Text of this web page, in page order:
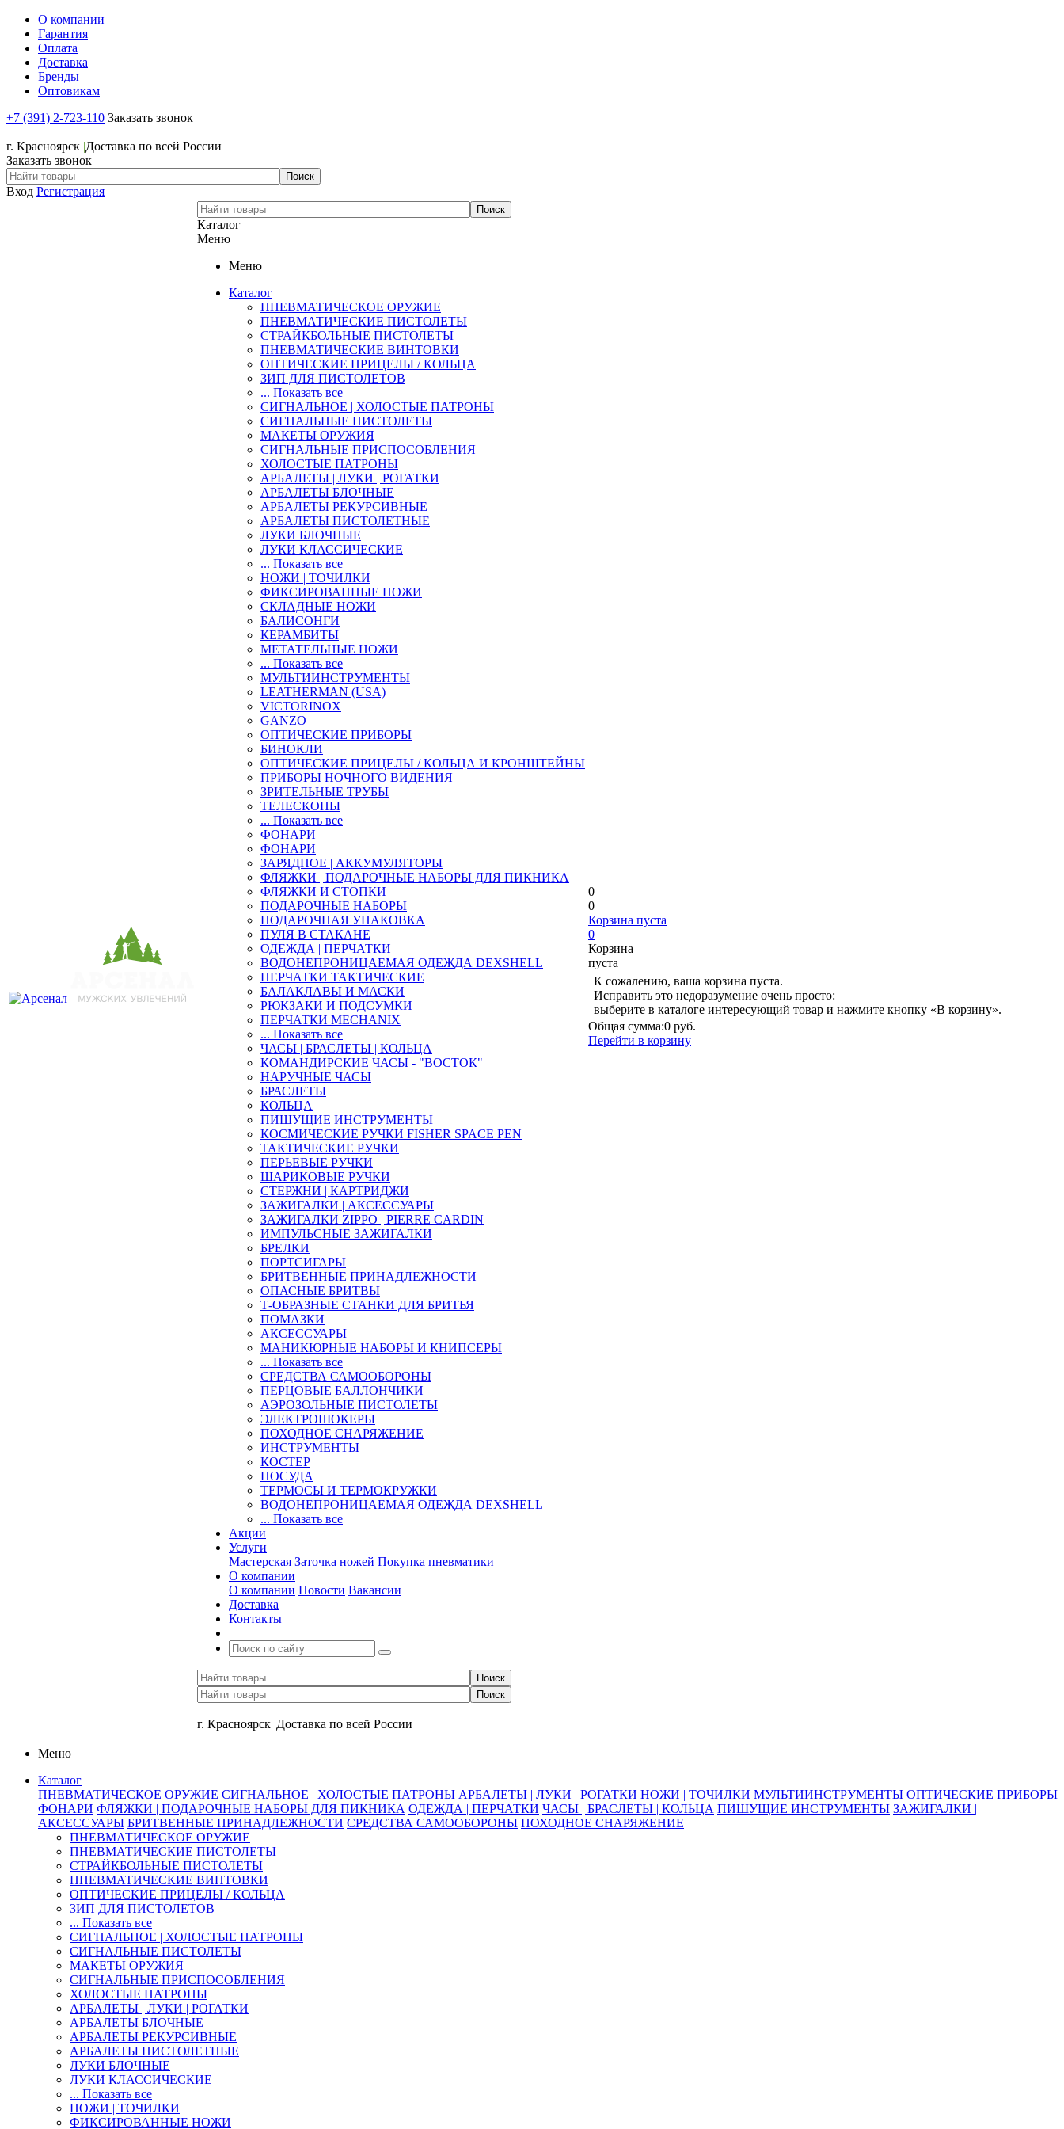
О компании
Гарантия
Оплата
Доставка
Бренды
Оптовикам
+7 (391) 2-723-110 Заказать звонок
г. Красноярск |Доставка по всей России
Заказать звонок
Вход Регистрация
Каталог
Меню
Меню
Каталог
ПНЕВМАТИЧЕСКОЕ ОРУЖИЕ
ПНЕВМАТИЧЕСКИЕ ПИСТОЛЕТЫ
СТРАЙКБОЛЬНЫЕ ПИСТОЛЕТЫ
ПНЕВМАТИЧЕСКИЕ ВИНТОВКИ
ОПТИЧЕСКИЕ ПРИЦЕЛЫ / КОЛЬЦА
ЗИП ДЛЯ ПИСТОЛЕТОВ
... Показать все
СИГНАЛЬНОЕ | ХОЛОСТЫЕ ПАТРОНЫ
СИГНАЛЬНЫЕ ПИСТОЛЕТЫ
МАКЕТЫ ОРУЖИЯ
СИГНАЛЬНЫЕ ПРИСПОСОБЛЕНИЯ
ХОЛОСТЫЕ ПАТРОНЫ
АРБАЛЕТЫ | ЛУКИ | РОГАТКИ
АРБАЛЕТЫ БЛОЧНЫЕ
АРБАЛЕТЫ РЕКУРСИВНЫЕ
АРБАЛЕТЫ ПИСТОЛЕТНЫЕ
ЛУКИ БЛОЧНЫЕ
ЛУКИ КЛАССИЧЕСКИЕ
... Показать все
НОЖИ | ТОЧИЛКИ
ФИКСИРОВАННЫЕ НОЖИ
СКЛАДНЫЕ НОЖИ
БАЛИСОНГИ
КЕРАМБИТЫ
МЕТАТЕЛЬНЫЕ НОЖИ
... Показать все
МУЛЬТИИНСТРУМЕНТЫ
LEATHERMAN (USA)
VICTORINOX
GANZO
ОПТИЧЕСКИЕ ПРИБОРЫ
БИНОКЛИ
ОПТИЧЕСКИЕ ПРИЦЕЛЫ / КОЛЬЦА И КРОНШТЕЙНЫ
ПРИБОРЫ НОЧНОГО ВИДЕНИЯ
ЗРИТЕЛЬНЫЕ ТРУБЫ
ТЕЛЕСКОПЫ
... Показать все
ФОНАРИ
ФОНАРИ
ЗАРЯДНОЕ | АККУМУЛЯТОРЫ
ФЛЯЖКИ | ПОДАРОЧНЫЕ НАБОРЫ ДЛЯ ПИКНИКА
ФЛЯЖКИ И СТОПКИ
ПОДАРОЧНЫЕ НАБОРЫ
ПОДАРОЧНАЯ УПАКОВКА
ПУЛЯ В СТАКАНЕ
ОДЕЖДА | ПЕРЧАТКИ
ВОДОНЕПРОНИЦАЕМАЯ ОДЕЖДА DEXSHELL
ПЕРЧАТКИ ТАКТИЧЕСКИЕ
БАЛАКЛАВЫ И МАСКИ
РЮКЗАКИ И ПОДСУМКИ
ПЕРЧАТКИ MECHANIX
... Показать все
ЧАСЫ | БРАСЛЕТЫ | КОЛЬЦА
КОМАНДИРСКИЕ ЧАСЫ - "ВОСТОК"
НАРУЧНЫЕ ЧАСЫ
БРАСЛЕТЫ
КОЛЬЦА
ПИШУЩИЕ ИНСТРУМЕНТЫ
КОСМИЧЕСКИЕ РУЧКИ FISHER SPACE PEN
ТАКТИЧЕСКИЕ РУЧКИ
ПЕРЬЕВЫЕ РУЧКИ
ШАРИКОВЫЕ РУЧКИ
СТЕРЖНИ | КАРТРИДЖИ
ЗАЖИГАЛКИ | АКСЕССУАРЫ
ЗАЖИГАЛКИ ZIPPO | PIERRE CARDIN
ИМПУЛЬСНЫЕ ЗАЖИГАЛКИ
БРЕЛКИ
ПОРТСИГАРЫ
БРИТВЕННЫЕ ПРИНАДЛЕЖНОСТИ
ОПАСНЫЕ БРИТВЫ
Т-ОБРАЗНЫЕ СТАНКИ ДЛЯ БРИТЬЯ
ПОМАЗКИ
АКСЕССУАРЫ
МАНИКЮРНЫЕ НАБОРЫ И КНИПСЕРЫ
... Показать все
СРЕДСТВА САМООБОРОНЫ
ПЕРЦОВЫЕ БАЛЛОНЧИКИ
АЭРОЗОЛЬНЫЕ ПИСТОЛЕТЫ
ЭЛЕКТРОШОКЕРЫ
ПОХОДНОЕ СНАРЯЖЕНИЕ
ИНСТРУМЕНТЫ
КОСТЕР
ПОСУДА
ТЕРМОСЫ И ТЕРМОКРУЖКИ
ВОДОНЕПРОНИЦАЕМАЯ ОДЕЖДА DEXSHELL
... Показать все
Акции
Услуги
Мастерская Заточка ножей Покупка пневматики
О компании
О компании Новости Вакансии
Доставка
Контакты
г. Красноярск |Доставка по всей России
0
0
Корзина пуста
0
Корзина
пуста
К сожалению, ваша корзина пуста.
Исправить это недоразумение очень просто:
выберите в каталоге интересующий товар и нажмите кнопку «В корзину».
Общая сумма:0 руб.
Перейти в корзину
Меню
Каталог
ПНЕВМАТИЧЕСКОЕ ОРУЖИЕ СИГНАЛЬНОЕ | ХОЛОСТЫЕ ПАТРОНЫ АРБАЛЕТЫ | ЛУКИ | РОГАТКИ НОЖИ | ТОЧИЛКИ МУЛЬТИИНСТРУМЕНТЫ ОПТИЧЕСКИЕ ПРИБОРЫ
ФОНАРИ ФЛЯЖКИ | ПОДАРОЧНЫЕ НАБОРЫ ДЛЯ ПИКНИКА ОДЕЖДА | ПЕРЧАТКИ ЧАСЫ | БРАСЛЕТЫ | КОЛЬЦА ПИШУЩИЕ ИНСТРУМЕНТЫ ЗАЖИГАЛКИ |
АКСЕССУАРЫ БРИТВЕННЫЕ ПРИНАДЛЕЖНОСТИ СРЕДСТВА САМООБОРОНЫ ПОХОДНОЕ СНАРЯЖЕНИЕ
ПНЕВМАТИЧЕСКОЕ ОРУЖИЕ
ПНЕВМАТИЧЕСКИЕ ПИСТОЛЕТЫ
СТРАЙКБОЛЬНЫЕ ПИСТОЛЕТЫ
ПНЕВМАТИЧЕСКИЕ ВИНТОВКИ
ОПТИЧЕСКИЕ ПРИЦЕЛЫ / КОЛЬЦА
ЗИП ДЛЯ ПИСТОЛЕТОВ
... Показать все
СИГНАЛЬНОЕ | ХОЛОСТЫЕ ПАТРОНЫ
СИГНАЛЬНЫЕ ПИСТОЛЕТЫ
МАКЕТЫ ОРУЖИЯ
СИГНАЛЬНЫЕ ПРИСПОСОБЛЕНИЯ
ХОЛОСТЫЕ ПАТРОНЫ
АРБАЛЕТЫ | ЛУКИ | РОГАТКИ
АРБАЛЕТЫ БЛОЧНЫЕ
АРБАЛЕТЫ РЕКУРСИВНЫЕ
АРБАЛЕТЫ ПИСТОЛЕТНЫЕ
ЛУКИ БЛОЧНЫЕ
ЛУКИ КЛАССИЧЕСКИЕ
... Показать все
НОЖИ | ТОЧИЛКИ
ФИКСИРОВАННЫЕ НОЖИ